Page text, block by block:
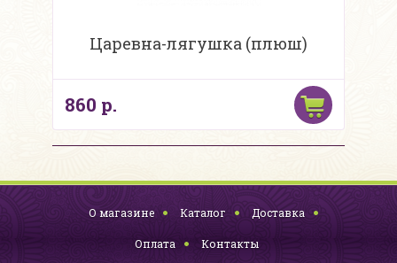
Царевна-лягушка (плюш)
860 р.
О магазине Каталог Доставка
Оплата Контакты